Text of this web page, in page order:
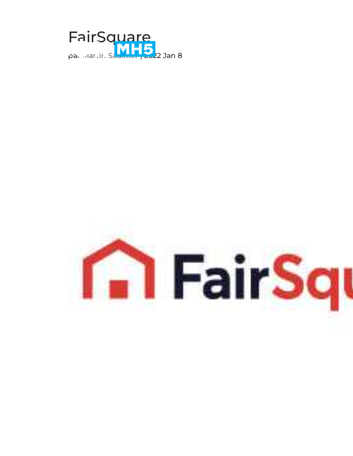
FairSquare
par Martin Saulnier|2022 Jan 8